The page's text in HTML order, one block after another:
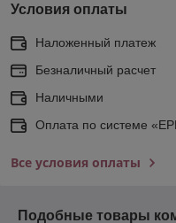
Условия оплаты
Наложенный платеж
Безналичный расчет
Наличными
Оплата по системе
Все условия оплаты
Подобные товары